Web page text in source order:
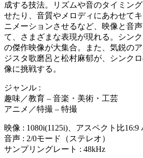
成する技法。リズムや音のタイミン
せたり、音質やメロディにあわせて
ニメーションさせるなど、映像と音
て、さまざまな表現が現れる。シン
の傑作映像が大集合。また、気鋭の
ジスタ歌磨呂と松村麻郁が、シンク
像に挑戦する。
ジャンル :
趣味／教育 – 音楽・美術・工芸
アニメ／特撮 – 特撮
映像 : 1080i(1125i)、アスペクト比
音声 : 2/0モード（ステレオ）
サンプリングレート : 48kHz